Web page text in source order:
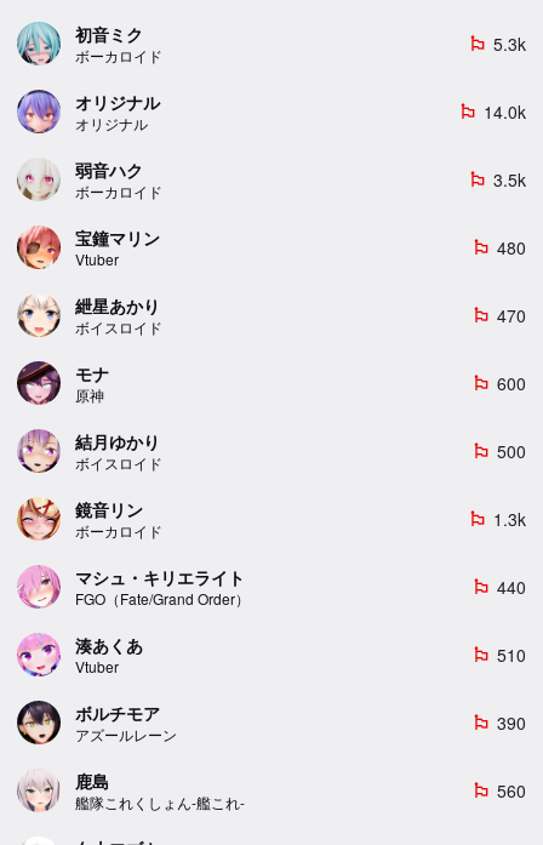
初音ミク
ボーカロイド
emoji_flags 5.3k
オリジナル
オリジナル
emoji_flags 14.0k
弱音ハク
ボーカロイド
emoji_flags 3.5k
宝鐘マリン
Vtuber
emoji_flags 480
紲星あかり
ボイスロイド
emoji_flags 470
モナ
原神
emoji_flags 600
結月ゆかり
ボイスロイド
emoji_flags 500
鏡音リン
ボーカロイド
emoji_flags 1.3k
マシュ・キリエライト
FGO（Fate/Grand Order）
emoji_flags 440
湊あくあ
Vtuber
emoji_flags 510
ボルチモア
アズールレーン
emoji_flags 390
鹿島
艦隊これくしょん-艦これ-
emoji_flags 560